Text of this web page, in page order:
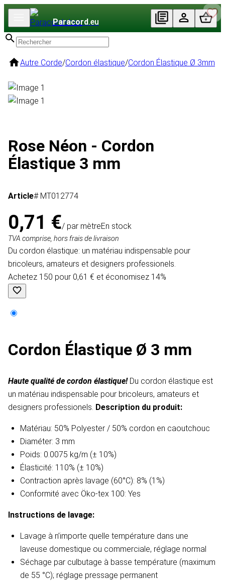
Paracord.eu
Autre Corde/Cordon élastique/Cordon Élastique Ø 3mm
Rose Néon - Cordon
Élastique 3 mm
Article# MT012774
0,71 €/ par mètreEn stock
TVA comprise, hors frais de livraison
Du cordon élastique: un matériau indispensable pour
bricoleurs, amateurs et designers professionels.
Achetez 150 pour 0,61 € et économisez 14%
Cordon Élastique Ø 3 mm
Haute qualité de cordon élastique! Du cordon élastique est
un matériau indispensable pour bricoleurs, amateurs et
designers professionels. Description du produit​:
Matériau: 50% Polyester / 50% cordon en caoutchouc
Diaméter: 3 mm
Poids: 0.0075 kg/m (± 10%)
Élasticité: 110% (± 10%)
Contraction après lavage (60°C): 8% (1%)
Conformité avec Öko-tex 100: Yes
Instructions de lavage​:
Lavage à n’importe quelle température dans une
laveuse domestique ou commerciale, réglage normal
Séchage par culbutage à basse température (maximum
de 55 °C); réglage pressage permanent